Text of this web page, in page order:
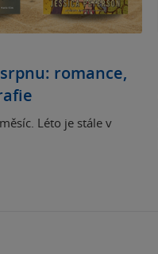
romance,
Léto je stále v